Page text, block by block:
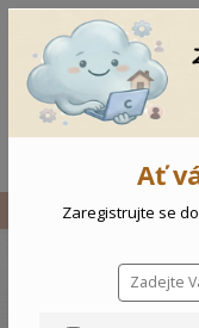
Vše Kojenecké
Ať
Zaregistrujte se